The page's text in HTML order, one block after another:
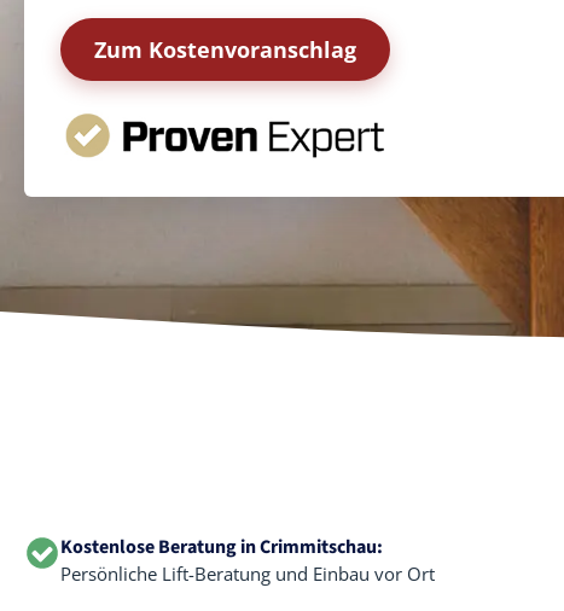
Zum Kostenvoranschlag
Kostenlose Beratung in Crimmitschau:
Persönliche Lift-Beratung und Einbau vor Ort